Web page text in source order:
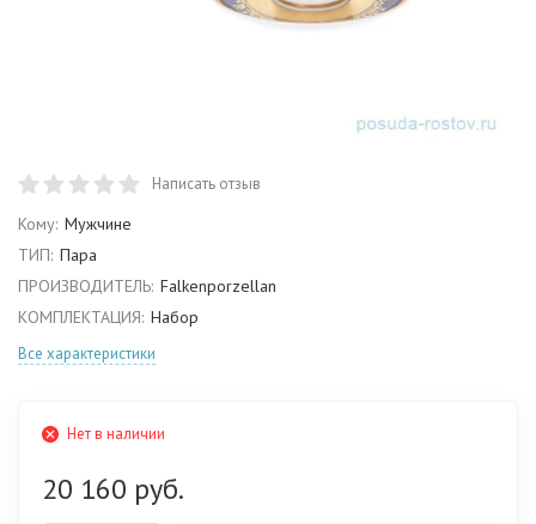
Написать отзыв
Кому: Мужчине
ТИП: Пара
ПРОИЗВОДИТЕЛЬ: Falkenporzellan
КОМПЛЕКТАЦИЯ: Набор
Все характеристики
Нет в наличии
20 160 руб.